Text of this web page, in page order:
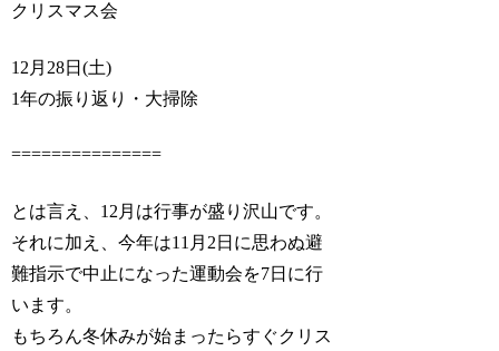
クリスマス会
12月28日(土)
1年の振り返り・大掃除
===============
とは言え、12月は行事が盛り沢山です。
それに加え、今年は11月2日に思わぬ避
難指示で中止になった運動会を7日に行
います。
もちろん冬休みが始まったらすぐクリス